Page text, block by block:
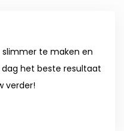
te maken en
het beste resultaat
verder!